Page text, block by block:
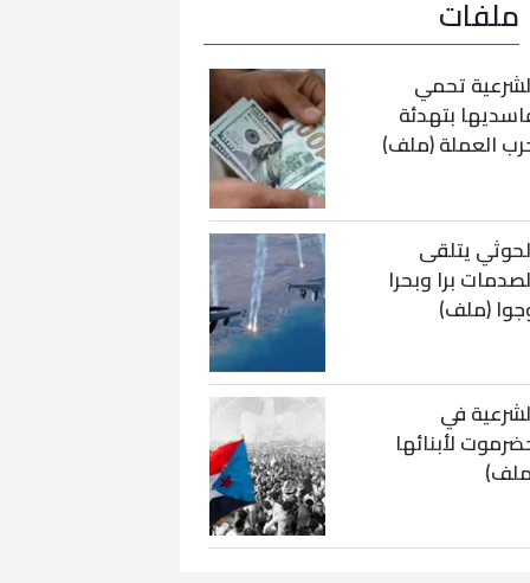
ملفات
تحمي
بتهدئة
العملة (ملف)
يتلقى
برا وبحرا
(ملف)
في
لأبنائها